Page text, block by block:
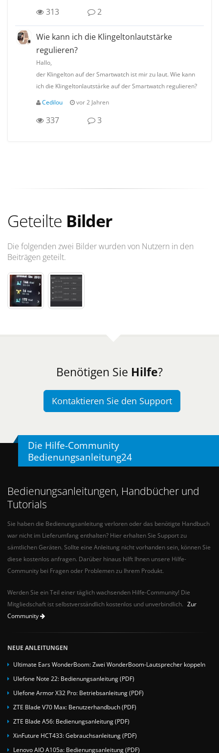
313 2
Wie kann ich die Klingeltonlautstärke
regulieren?
Hallo,
der Klingelton auf der Smartwatch ist mir zu laut. Wie kann
ich die Klingeltonlautstärke auf der Smartwatch regulieren?
Cedilou vor 2 Jahren
337 3
Geteilte Bilder
Die folgenden zwei Bilder wurden von Nutzern in den
Beiträgen geteilt.
Benötigen Sie Hilfe?
Kontaktieren Sie den Support
Die Hilfe-Community
Bedienungsanleitung24
Bedienungsanleitungen, Handbücher und
Tutorials
Sie haben die Bedienungsanleitung verloren oder das benötigte Handbuch
war nicht im Lieferumfang enthalten? Hier erhalten Sie Support zu
sämtlichen Geräten. Sollte eine Anleitung nicht vorhanden sein, können Sie
diese kostenlos anfragen. Darüber hinaus hilft Ihnen unsere Hilfe-
Community bei Fragen oder Problemen zu Ihrem Produkt.
Werden Sie ein Teil einer täglich wachsenden Hilfe-Community! Die
Mitgliedschaft ist selbstverständlich kostenlos und unverbindlich. Zur
Community
NEUE ANLEITUNGEN
Ultimate Ears WonderBoom: Zwei WonderBoom-Lautsprecher koppeln
Ulefone Note 22: Bedienungsanleitung (PDF)
Ulefone Armor X32 Pro: Betriebsanleitung (PDF)
ZTE Blade V70 Max: Benutzerhandbuch (PDF)
ZTE Blade A56: Bedienungsanleitung (PDF)
XinFuture HCT433: Gebrauchsanleitung (PDF)
Lenovo AIO A105a: Bedienungsanleitung (PDF)